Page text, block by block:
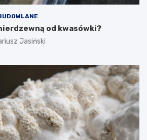
od kwasówki?
Jasiński